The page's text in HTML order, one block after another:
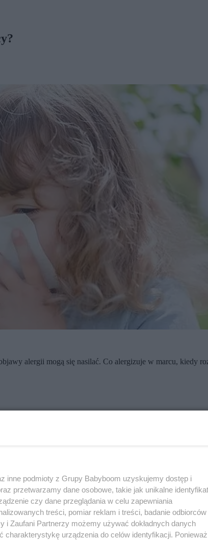
alergii mogą się nasilać. Co alergizuje w marcu, kiedy
i bezwietrzne, szczególnie podczas pobytu poza
pyłkami i pokarmami często dochodzi do reakcji
może wywołać u alergika
w lasach, ale także na skwerach i parkach. Alergicy wrażliwi
w najcieplejszych rejonach kraju.
oraz z alergenami pokarmowymi (orzechy laskowe).
inne podmioty z Grupy Babyboom uzyskujemy dostęp i
przetwarzamy dane osobowe, takie jak unikalne
czy dane przeglądania w celu zapewniania
treści, pomiar reklam i treści, badanie odbiorców
i Zaufani Partnerzy możemy używać dokładnych danych
urządzenia do celów identyfikacji. Ponieważ